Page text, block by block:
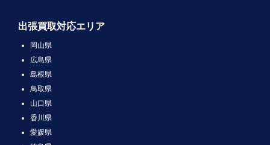
出張買取対応エリア
岡山県
広島県
島根県
鳥取県
山口県
香川県
愛媛県